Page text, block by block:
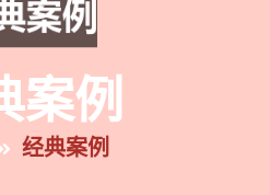
案例
经典案例